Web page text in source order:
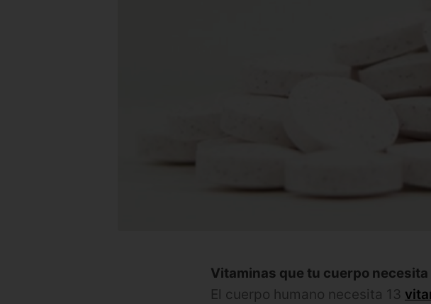
Vitaminas que tu cuerpo necesita
El cuerpo humano necesita 13